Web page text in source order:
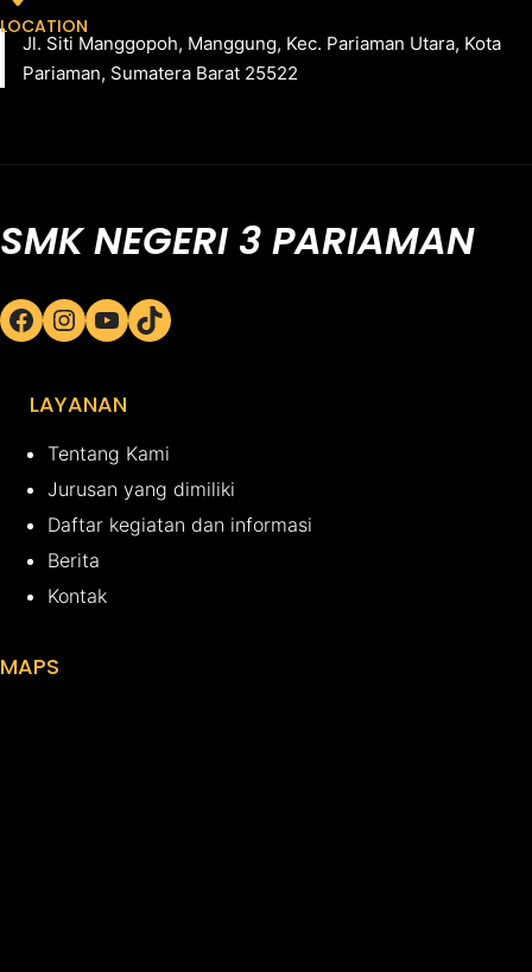
LOCATION
Jl. Siti Manggopoh, Manggung, Kec. Pariaman Utara, Kota
Pariaman, Sumatera Barat 25522
SMK NEGERI 3 PARIAMAN
Facebook Instagram YouTube TikTok
LAYANAN
Tentang Kami
Jurusan yang dimiliki
Daftar kegiatan dan informasi
Berita
Kontak
MAPS